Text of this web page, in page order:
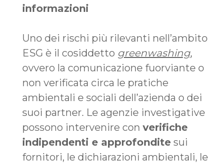
informazioni
Uno dei rischi più rilevanti nell’ambito
ESG è il cosiddetto greenwashing,
ovvero la comunicazione fuorviante o
non verificata circa le pratiche
ambientali e sociali dell’azienda o dei
suoi partner. Le agenzie investigative
possono intervenire con verifiche
indipendenti e approfondite sui
fornitori, le dichiarazioni ambientali, le